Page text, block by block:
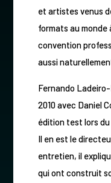
et artistes venus
formats au monde
convention
aussi
Fernando
2010 avec Daniel
édition test lors
Il en est le
entretien, il
qui ont construit